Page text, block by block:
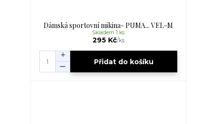
Dámská sportovní mikina- PUMA... VEL-M
295 Kč/ks
Skladem 1 ks
Přidat do košíku